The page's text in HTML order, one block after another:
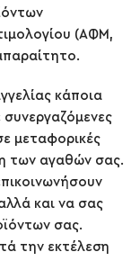
(ΑΦΜ,
κάποια
μεταφορικές
των αγαθών σας.
και να σας
σας.
την εκτέλεση